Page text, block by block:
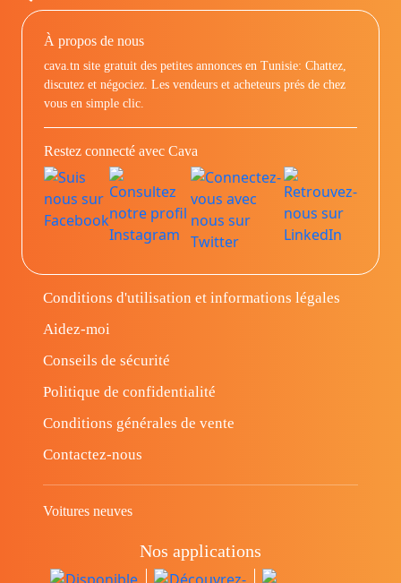
À propos de nous
cava.tn site gratuit des petites annonces en Tunisie: Chattez,
discutez et négociez. Les vendeurs et acheteurs prés de chez
vous en simple clic.
Restez connecté avec Cava
Conditions d'utilisation et informations légales
Aidez-moi
Conseils de sécurité
Politique de confidentialité
Conditions générales de vente
Contactez-nous
Voitures neuves
Nos applications